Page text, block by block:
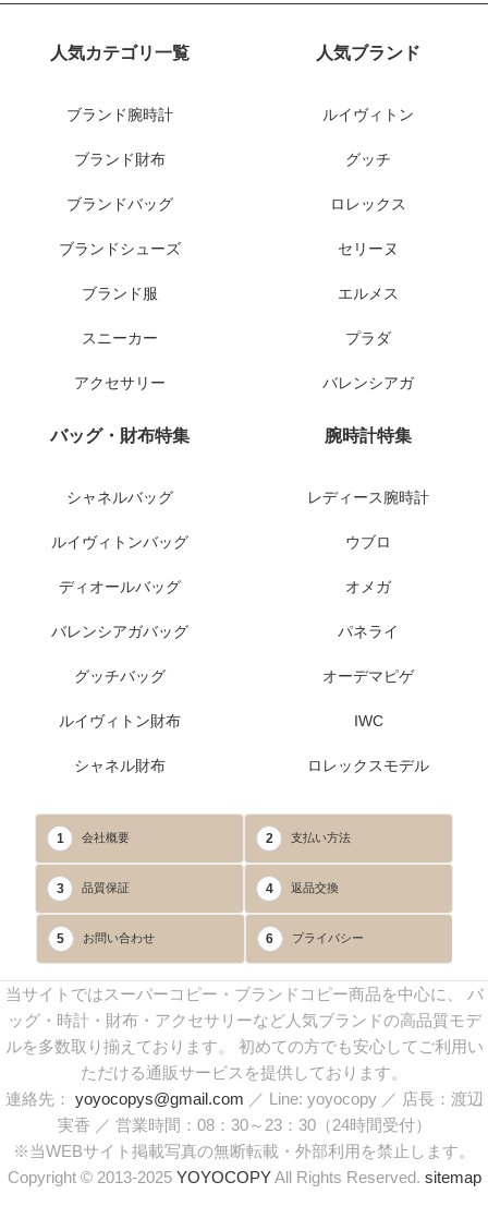
人気カテゴリ一覧
ブランド腕時計
ブランド財布
ブランドバッグ
ブランドシューズ
ブランド服
スニーカー
アクセサリー
人気ブランド
ルイヴィトン
グッチ
ロレックス
セリーヌ
エルメス
プラダ
バレンシアガ
バッグ・財布特集
シャネルバッグ
ルイヴィトンバッグ
ディオールバッグ
バレンシアガバッグ
グッチバッグ
ルイヴィトン財布
シャネル財布
腕時計特集
レディース腕時計
ウブロ
オメガ
パネライ
オーデマピゲ
IWC
ロレックスモデル
1 会社概要 2 支払い方法
3 品質保証 4 返品交換
5 お問い合わせ 6 プライバシー
当サイトではスーパーコピー・ブランドコピー商品を中心に、 バ
ッグ・時計・財布・アクセサリーなど人気ブランドの高品質モデ
ルを多数取り揃えております。 初めての方でも安心してご利用い
ただける通販サービスを提供しております。
連絡先： yoyocopys@gmail.com ／ Line: yoyocopy ／ 店長：渡辺
実香 ／ 営業時間：08：30～23：30（24時間受付）
※当WEBサイト掲載写真の無断転載・外部利用を禁止します。
Copyright © 2013-2025 YOYOCOPYAll Rights Reserved. sitemap